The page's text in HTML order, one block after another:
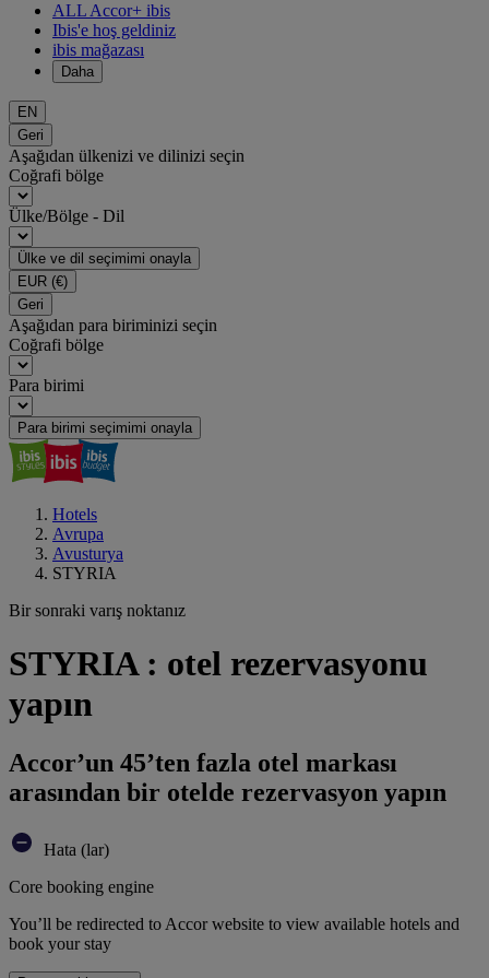
ALL Accor+ ibis
Ibis'e hoş geldiniz
ibis mağazası
Daha
EN
Geri
Aşağıdan ülkenizi ve dilinizi seçin
Coğrafi bölge
Ülke/Bölge - Dil
Ülke ve dil seçimimi onayla
EUR (€)
Geri
Aşağıdan para biriminizi seçin
Coğrafi bölge
Para birimi
Para birimi seçimimi onayla
Hotels
Avrupa
Avusturya
STYRIA
Bir sonraki varış noktanız
STYRIA : otel rezervasyonu
yapın
Accor’un 45’ten fazla otel markası
arasından bir otelde rezervasyon yapın
Hata (lar)
Core booking engine
You’ll be redirected to Accor website to view available hotels and
book your stay